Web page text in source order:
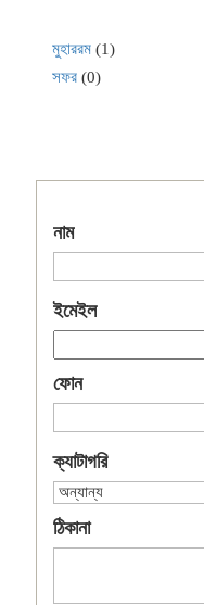
মুহাররম (1)
সফর (0)
নাম
ইমেইল
ফোন
ক্যাটাগরি
ঠিকানা